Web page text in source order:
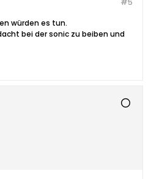
#5
würden es tun.
bei der sonic zu beiben und